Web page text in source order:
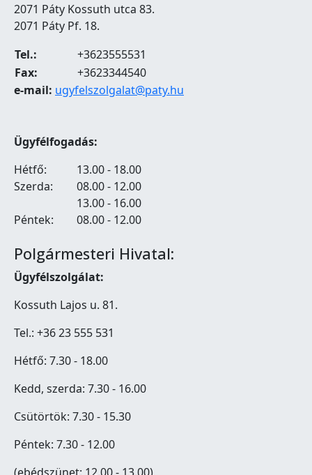
2071 Páty Kossuth utca 83.
2071 Páty Pf. 18.
Tel.:
+3623555531
Fax:
+3623344540
e-mail: ugyfelszolgalat@paty.hu
Ügyfélfogadás:
Hétfő:
13.00 - 18.00
Szerda:
08.00 - 12.00
13.00 - 16.00
Péntek:
08.00 - 12.00
Polgármesteri Hivatal:
Ügyfélszolgálat:
Kossuth Lajos u. 81.
Tel.: +36 23 555 531
Hétfő: 7.30 - 18.00
Kedd, szerda: 7.30 - 16.00
Csütörtök: 7.30 - 15.30
Péntek: 7.30 - 12.00